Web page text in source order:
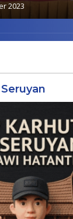
2023